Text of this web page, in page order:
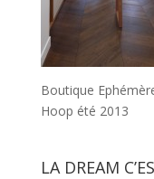
Boutique
Hoop été 2013
LA DREAM